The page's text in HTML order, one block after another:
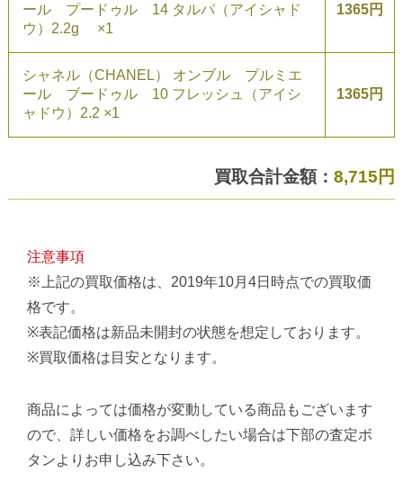
ール プードゥル 14 タルパ（アイシャド
ウ）2.2g ×1
1365円
シャネル（CHANEL） オンブル プルミエ
ール ブードゥル 10 フレッシュ（アイシ
ャドウ）2.2 ×1
1365円
買取合計金額：8,715円
注意事項
※上記の買取価格は、2019年10月4日時点での買取価
格です。
※表記価格は新品未開封の状態を想定しております。
※買取価格は目安となります。
商品によっては価格が変動している商品もございます
ので、詳しい価格をお調べしたい場合は下部の査定ボ
タンよりお申し込み下さい。